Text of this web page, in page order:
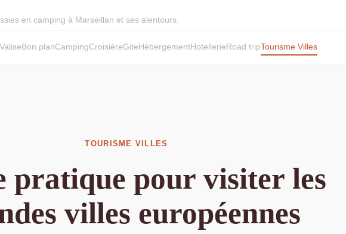
en camping à Marseillan et ses alentours.
Bon planCampingCroisièreGiteHébergementHotellerieRoad tripTourisme Villes
TOURISME VILLES
pratique pour visiter les
villes européennes